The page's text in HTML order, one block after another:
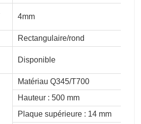
4mm
Rectangulaire/rond
Disponible
Matériau Q345/T700
Hauteur : 500 mm
Plaque supérieure : 14 mm